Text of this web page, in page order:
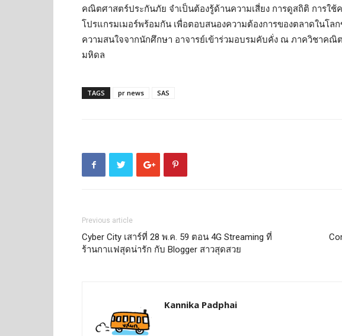
คณิตศาสตร์ประกันภัย จำเป็นต้องรู้ด้านความเสี่ยง การดูสถิติ การใช้
โปรแกรมเมอร์พร้อมกัน เพื่อตอบสนองความต้องการของตลาดในโล
ความสนใจจากนักศึกษา อาจารย์เข้าร่วมอบรมคับคั่ง ณ ภาควิชาค
มหิดล
TAGS pr news SAS
Previous article
Cyber City เสาร์ที่ 28 พ.ค. 59 ตอน 4G Streaming ที่
ร้านกาแฟสุดน่ารัก กับ Blogger สาวสุดสวย
Kannika Padphai